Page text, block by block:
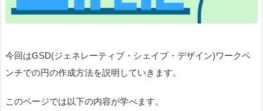
今回はGSD(ジェネレーティブ・シェイプ・デザイン)ワークベ
ンチでの円の作成方法を説明していきます。
このページでは以下の内容が学べます。